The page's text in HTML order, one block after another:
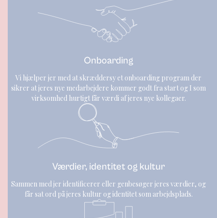
Onboarding
Vi hjælper jer med at skræddersy et onboarding program der
sikrer at jeres nye medarbejdere kommer godt fra start og I som
virksomhed hurtigt får værdi af jeres nye kollegaer.
Værdier, identitet og kultur
Sammen med jer identificerer eller genbesøger jeres værdier, og
får sat ord på jeres kultur og identitet som arbejdsplads.